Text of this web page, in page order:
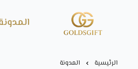
Gold's GIFT
الرئيسية المدونة